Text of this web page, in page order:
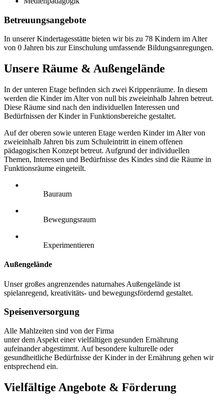
Betreuungsangebote
In unserer Kindertagesstätte bieten wir bis zu 78 Kindern im Alter
von 0 Jahren bis zur Einschulung umfassende Bildungsanregungen.
Unsere Räume & Außengelände
In der unteren Etage befinden sich zwei Krippenräume. In diesem
werden die Kinder im Alter von null bis zweieinhalb Jahren betreut.
Diese Räume sind nach den individuellen Interessen und
Bedürfnissen der Kinder in Funktionsbereiche gestaltet.
Auf der oberen sowie unteren Etage werden Kinder im Alter von
zweieinhalb Jahren bis zum Schuleintritt in einem offenen
pädagogischen Konzept betreut. Aufgrund der individuellen
Themen, Interessen und Bedürfnisse des Kindes sind die Räume in
Funktionsräume eingeteilt.
Bauraum
Bewegungsraum
Experimentieren
Außengelände
Unser großes angrenzendes naturnahes Außengelände ist
spielanregend, kreativitäts- und bewegungsfördernd gestaltet.
Speisenversorgung
Alle Mahlzeiten sind von der Firma
unter dem Aspekt einer vielfältigen gesunden Ernährung
aufeinander abgestimmt. Auf besondere kulturelle oder
gesundheitliche Bedürfnisse der Kinder in der Ernährung gehen wir
entsprechend ein.
Vielfältige Angebote & Förderung